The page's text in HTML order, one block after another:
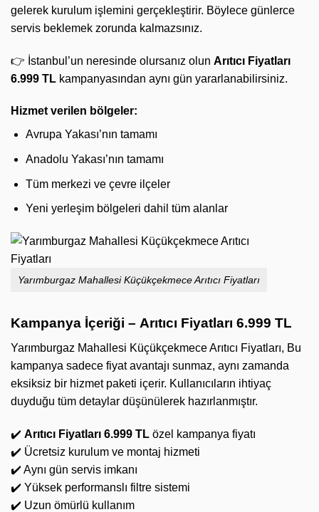
gelerek kurulum işlemini gerçekleştirir. Böylece günlerce
servis beklemek zorunda kalmazsınız.
👉 İstanbul’un neresinde olursanız olun Arıtıcı Fiyatları
6.999 TL kampanyasından aynı gün yararlanabilirsiniz.
Hizmet verilen bölgeler:
Avrupa Yakası’nın tamamı
Anadolu Yakası’nın tamamı
Tüm merkezi ve çevre ilçeler
Yeni yerleşim bölgeleri dahil tüm alanlar
Yarımburgaz Mahallesi Küçükçekmece Arıtıcı Fiyatları
Kampanya İçeriği – Arıtıcı Fiyatları 6.999 TL
Yarımburgaz Mahallesi Küçükçekmece Arıtıcı Fiyatları, Bu
kampanya sadece fiyat avantajı sunmaz, aynı zamanda
eksiksiz bir hizmet paketi içerir. Kullanıcıların ihtiyaç
duyduğu tüm detaylar düşünülerek hazırlanmıştır.
✔️ Arıtıcı Fiyatları 6.999 TL özel kampanya fiyatı
✔️ Ücretsiz kurulum ve montaj hizmeti
✔️ Aynı gün servis imkanı
✔️ Yüksek performanslı filtre sistemi
✔️ Uzun ömürlü kullanım